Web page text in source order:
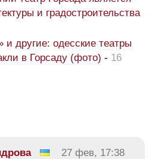
и градостроительства
другие: одесские театры
в Горсаду (фото) - 16
27 фев, 17:38